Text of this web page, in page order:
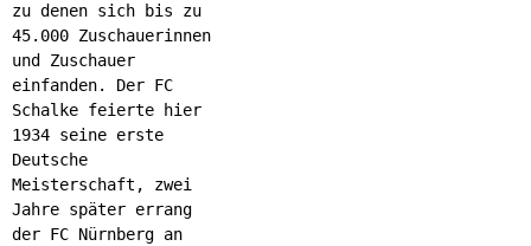
zu denen sich bis zu
45.000 Zuschauerinnen
und Zuschauer
einfanden. Der FC
Schalke feierte hier
1934 seine erste
Deutsche
Meisterschaft, zwei
Jahre später errang
der FC Nürnberg an